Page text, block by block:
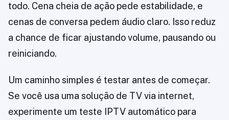
todo. Cena cheia de ação pede estabilidade, e
cenas de conversa pedem áudio claro. Isso reduz
a chance de ficar ajustando volume, pausando ou
reiniciando.
Um caminho simples é testar antes de começar.
Se você usa uma solução de TV via internet,
experimente um teste IPTV automático para